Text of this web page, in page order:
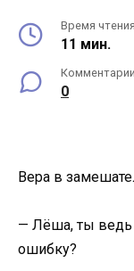
Время чтения
11 мин.
Комментарии
0
Вера в
— Лёша, ты
ошибку?